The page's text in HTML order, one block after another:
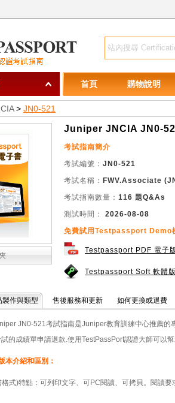
首頁 購物說明
> JN0-521
Juniper JNCIA JN0-
考試指南簡介
考試編號： JN0-521
考試名稱： FWV.Associate
考試指南數量： 116 題Q&As
測試時間：
2026-08-08
免費試用Testpassport Demo
Testpassport PDF 電子
Testpassport Soft 軟體
製作與類型 售後服務和更新 如何更換或退費
JN0-521考試指南是Juniper教育訓練中心推薦的
的成績單申請退款.使用TestPassPort認證大師可以
本介紹和區別：
式)特點：可列印文字、可PC閱讀、可拷貝。閱讀